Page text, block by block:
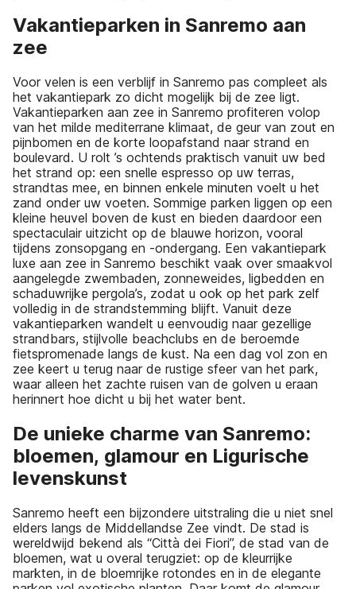
Vakantieparken in Sanremo aan
zee
Voor velen is een verblijf in Sanremo pas compleet als
het vakantiepark zo dicht mogelijk bij de zee ligt.
Vakantieparken aan zee in Sanremo profiteren volop
van het milde mediterrane klimaat, de geur van zout en
pijnbomen en de korte loopafstand naar strand en
boulevard. U rolt ’s ochtends praktisch vanuit uw bed
het strand op: een snelle espresso op uw terras,
strandtas mee, en binnen enkele minuten voelt u het
zand onder uw voeten. Sommige parken liggen op een
kleine heuvel boven de kust en bieden daardoor een
spectaculair uitzicht op de blauwe horizon, vooral
tijdens zonsopgang en -ondergang. Een vakantiepark
luxe aan zee in Sanremo beschikt vaak over smaakvol
aangelegde zwembaden, zonneweides, ligbedden en
schaduwrijke pergola’s, zodat u ook op het park zelf
volledig in de strandstemming blijft. Vanuit deze
vakantieparken wandelt u eenvoudig naar gezellige
strandbars, stijlvolle beachclubs en de beroemde
fietspromenade langs de kust. Na een dag vol zon en
zee keert u terug naar de rustige sfeer van het park,
waar alleen het zachte ruisen van de golven u eraan
herinnert hoe dicht u bij het water bent.
De unieke charme van Sanremo:
bloemen, glamour en Ligurische
levenskunst
Sanremo heeft een bijzondere uitstraling die u niet snel
elders langs de Middellandse Zee vindt. De stad is
wereldwijd bekend als “Città dei Fiori”, de stad van de
bloemen, wat u overal terugziet: op de kleurrijke
markten, in de bloemrijke rotondes en in de elegante